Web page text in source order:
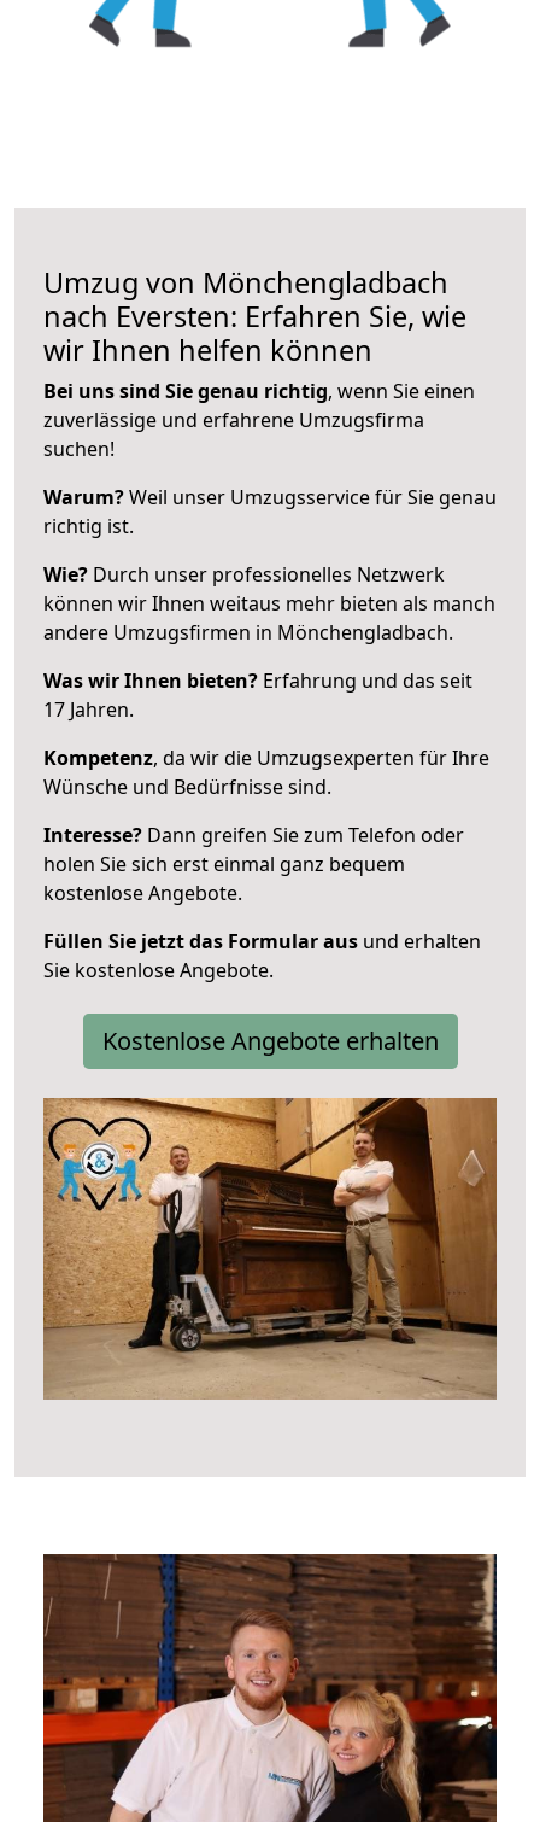
Umzug von Mönchengladbach
nach Eversten: Erfahren Sie, wie
wir Ihnen helfen können
Bei uns sind Sie genau richtig, wenn Sie einen
zuverlässige und erfahrene Umzugsfirma
suchen!
Warum?Weil unser Umzugsservice für Sie genau
richtig ist.
Wie? Durch unser professionelles Netzwerk
können wir Ihnen weitaus mehr bieten als manch
andere Umzugsfirmen in Mönchengladbach.
Was wir Ihnen bieten? Erfahrung und das seit
17 Jahren.
Kompetenz, da wir die Umzugsexperten für Ihre
Wünsche und Bedürfnisse sind.
Interesse? Dann greifen Sie zum Telefon oder
holen Sie sich erst einmal ganz bequem
kostenlose Angebote.
Füllen Sie jetzt das Formular aus und erhalten
Sie kostenlose Angebote.
Kostenlose Angebote erhalten